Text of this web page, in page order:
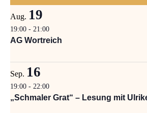
Aug. 19
19:00 - 21:00
AG Wortreich
Sep. 16
19:00 - 22:00
„Schmaler Grat“ – Lesung mit